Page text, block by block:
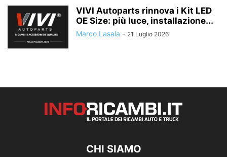
VIVI Autoparts rinnova i Kit LED
OE Size: più luce, installazione...
Marco Lasala - 21 Luglio 2026
CHI SIAMO